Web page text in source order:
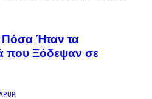
Πόσα Ήταν τα
που Ξόδεψαν σε